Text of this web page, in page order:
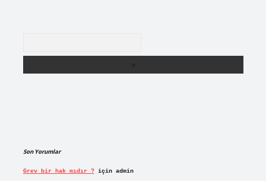
Son Yorumlar
Grev bir hak mıdır ?için admin